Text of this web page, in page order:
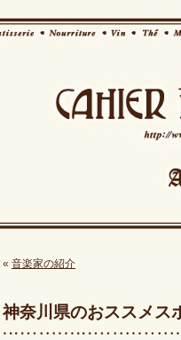
« 音楽家の紹介
神奈川県のおススメス